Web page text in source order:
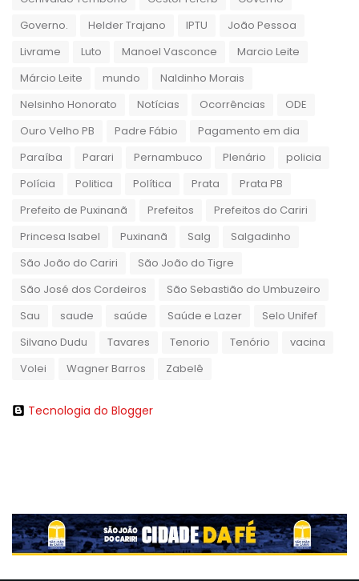
Governo.
Helder Trajano IPTU
João Pessoa
Livrame
Luto Manoel Vasconce
Marcio Leite
Márcio Leite
mundo
Naldinho Morais
Nelsinho Honorato
Notícias Ocorrências
ODE
Ouro Velho PB
Padre Fábio
Pagamento em dia
Paraíba
Parari Pernambuco Plenário
policia
Polícia
Politica Política Prata
Prata PB
Prefeito de Puxinanã
Prefeitos
Prefeitos do Cariri
Princesa Isabel
Puxinanã Salg
Salgadinho
São João do Cariri
São João do Tigre
São José dos Cordeiros
São Sebastião do Umbuzeiro
Sau
saude saúde Saúde e Lazer
Selo Unifef
Silvano Dudu
Tavares Tenorio Tenório
vacina
Volei
Wagner Barros Zabelê
Tecnologia do Blogger